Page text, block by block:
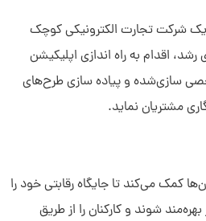
یک شرکت تجارت الکترونیکی کوچک
اقدام به راه ‌اندازی اپلیکیشن
‌سازی‌شده و پیاده ‌سازی طرح‌های
مشتریان نماید.
کمک می‌کند تا جایگاه رقابتی خود را
شوند و کارکنان را از طریق